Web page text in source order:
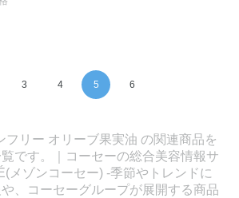
3 4 5 6
フリー オリーブ果実油 の関連商品を
です。｜コーセーの総合美容情報サ
メゾンコーセー) -季節やトレンドに
、コーセーグループが展開する商品